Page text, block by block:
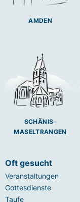
AMDEN
SCHÄNIS-
MASELTRANGEN
Oft gesucht
Veranstaltungen
Gottesdienste
Taufe